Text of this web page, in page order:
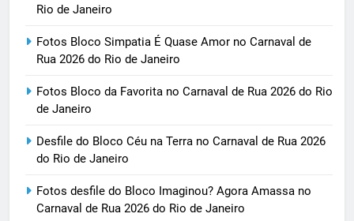
Rio de Janeiro
Fotos Bloco Simpatia É Quase Amor no Carnaval de
Rua 2026 do Rio de Janeiro
Fotos Bloco da Favorita no Carnaval de Rua 2026 do Rio
de Janeiro
Desfile do Bloco Céu na Terra no Carnaval de Rua 2026
do Rio de Janeiro
Fotos desfile do Bloco Imaginou? Agora Amassa no
Carnaval de Rua 2026 do Rio de Janeiro